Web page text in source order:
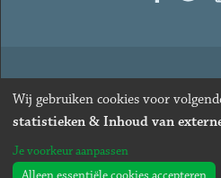
© 2026Oud-minister en ere-
· Alle rechten
Webdesign&website ontwikkeling
Wij gebruiken cookies voor
statistieken & Inhoud van
Je voorkeur aanpassen